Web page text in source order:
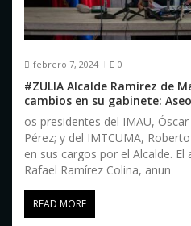
a
s
febrero 7, 2024 0
#ZULIA Alcalde Ramírez de
cambios en su gabinete:
os presidentes del IMAU,
Pérez; y del IMTCUMA,
en sus cargos por el Alcalde.
Rafael Ramírez Colina, anun
READ MORE